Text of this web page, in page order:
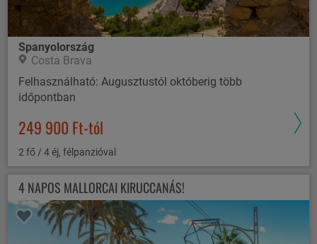
Spanyolország
Costa Brava
Felhasználható: Augusztustól októberig több
időpontban
249 900 Ft-tól
2 fő / 4 éj, félpanzióval
4 NAPOS MALLORCAI KIRUCCANÁS!